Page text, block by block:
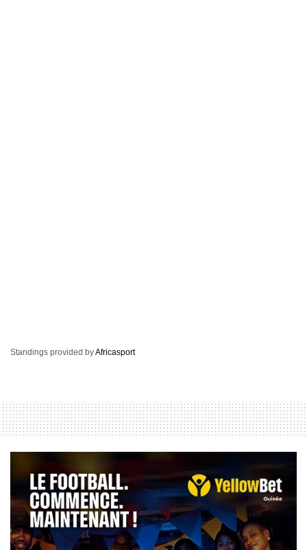
Standings provided byAfricasport